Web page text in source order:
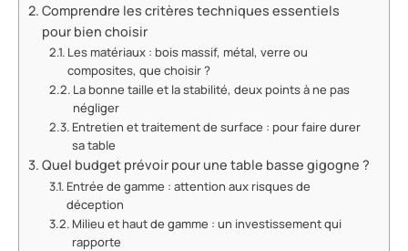
Comprendre les critères techniques essentiels
pour bien choisir
Les matériaux : bois massif, métal, verre ou
composites, que choisir ?
La bonne taille et la stabilité, deux points à ne pas
négliger
Entretien et traitement de surface : pour faire durer
sa table
Quel budget prévoir pour une table basse gigogne ?
Entrée de gamme : attention aux risques de
déception
Milieu et haut de gamme : un investissement qui
rapporte